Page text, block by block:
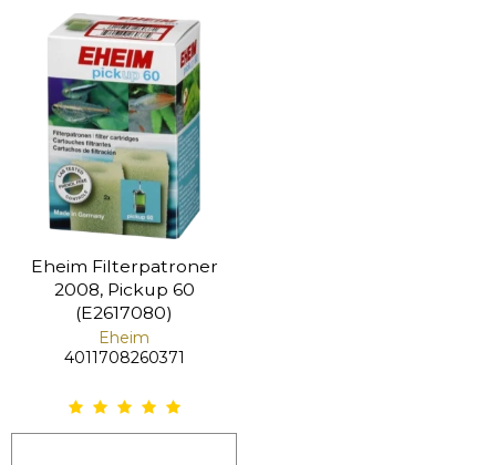
Eheim Filterpatroner
2008, Pickup 60
(E2617080)
Eheim
4011708260371